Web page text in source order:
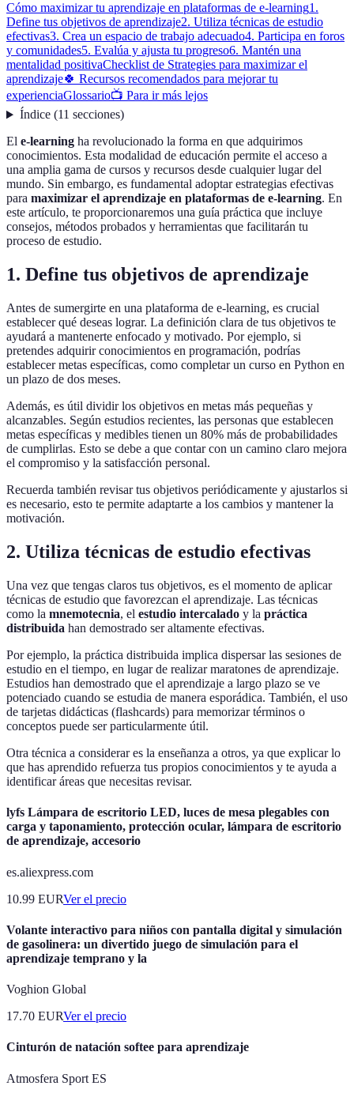
Cómo maximizar tu aprendizaje en plataformas de e-learning1.
Define tus objetivos de aprendizaje2. Utiliza técnicas de estudio
efectivas3. Crea un espacio de trabajo adecuado4. Participa en foros
y comunidades5. Evalúa y ajusta tu progreso6. Mantén una
mentalidad positivaChecklist de Strategies para maximizar el
aprendizaje🍀 Recursos recomendados para mejorar tu
experienciaGlossario📺 Para ir más lejos
Índice(11 secciones)
El e-learning ha revolucionado la forma en que adquirimos
conocimientos. Esta modalidad de educación permite el acceso a
una amplia gama de cursos y recursos desde cualquier lugar del
mundo. Sin embargo, es fundamental adoptar estrategias efectivas
para maximizar el aprendizaje en plataformas de e-learning. En
este artículo, te proporcionaremos una guía práctica que incluye
consejos, métodos probados y herramientas que facilitarán tu
proceso de estudio.
1. Define tus objetivos de aprendizaje
Antes de sumergirte en una plataforma de e-learning, es crucial
establecer qué deseas lograr. La definición clara de tus objetivos te
ayudará a mantenerte enfocado y motivado. Por ejemplo, si
pretendes adquirir conocimientos en programación, podrías
establecer metas específicas, como completar un curso en Python en
un plazo de dos meses.
Además, es útil dividir los objetivos en metas más pequeñas y
alcanzables. Según estudios recientes, las personas que establecen
metas específicas y medibles tienen un 80% más de probabilidades
de cumplirlas. Esto se debe a que contar con un camino claro mejora
el compromiso y la satisfacción personal.
Recuerda también revisar tus objetivos periódicamente y ajustarlos si
es necesario, esto te permite adaptarte a los cambios y mantener la
motivación.
2. Utiliza técnicas de estudio efectivas
Una vez que tengas claros tus objetivos, es el momento de aplicar
técnicas de estudio que favorezcan el aprendizaje. Las técnicas
como la mnemotecnia, el estudio intercalado y la práctica
distribuida han demostrado ser altamente efectivas.
Por ejemplo, la práctica distribuida implica dispersar las sesiones de
estudio en el tiempo, en lugar de realizar maratones de aprendizaje.
Estudios han demostrado que el aprendizaje a largo plazo se ve
potenciado cuando se estudia de manera esporádica. También, el uso
de tarjetas didácticas (flashcards) para memorizar términos o
conceptos puede ser particularmente útil.
Otra técnica a considerar es la enseñanza a otros, ya que explicar lo
que has aprendido refuerza tus propios conocimientos y te ayuda a
identificar áreas que necesitas revisar.
lyfs Lámpara de escritorio LED, luces de mesa plegables con
carga y taponamiento, protección ocular, lámpara de escritorio
de aprendizaje, accesorio
es.aliexpress.com
10.99 EURVer el precio
Volante interactivo para niños con pantalla digital y simulación
de gasolinera: un divertido juego de simulación para el
aprendizaje temprano y la
Voghion Global
17.70 EURVer el precio
Cinturón de natación softee para aprendizaje
Atmosfera Sport ES